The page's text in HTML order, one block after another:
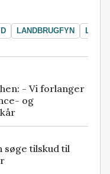
LANDBRUGFYN
- Vi forlanger
og
søge tilskud til